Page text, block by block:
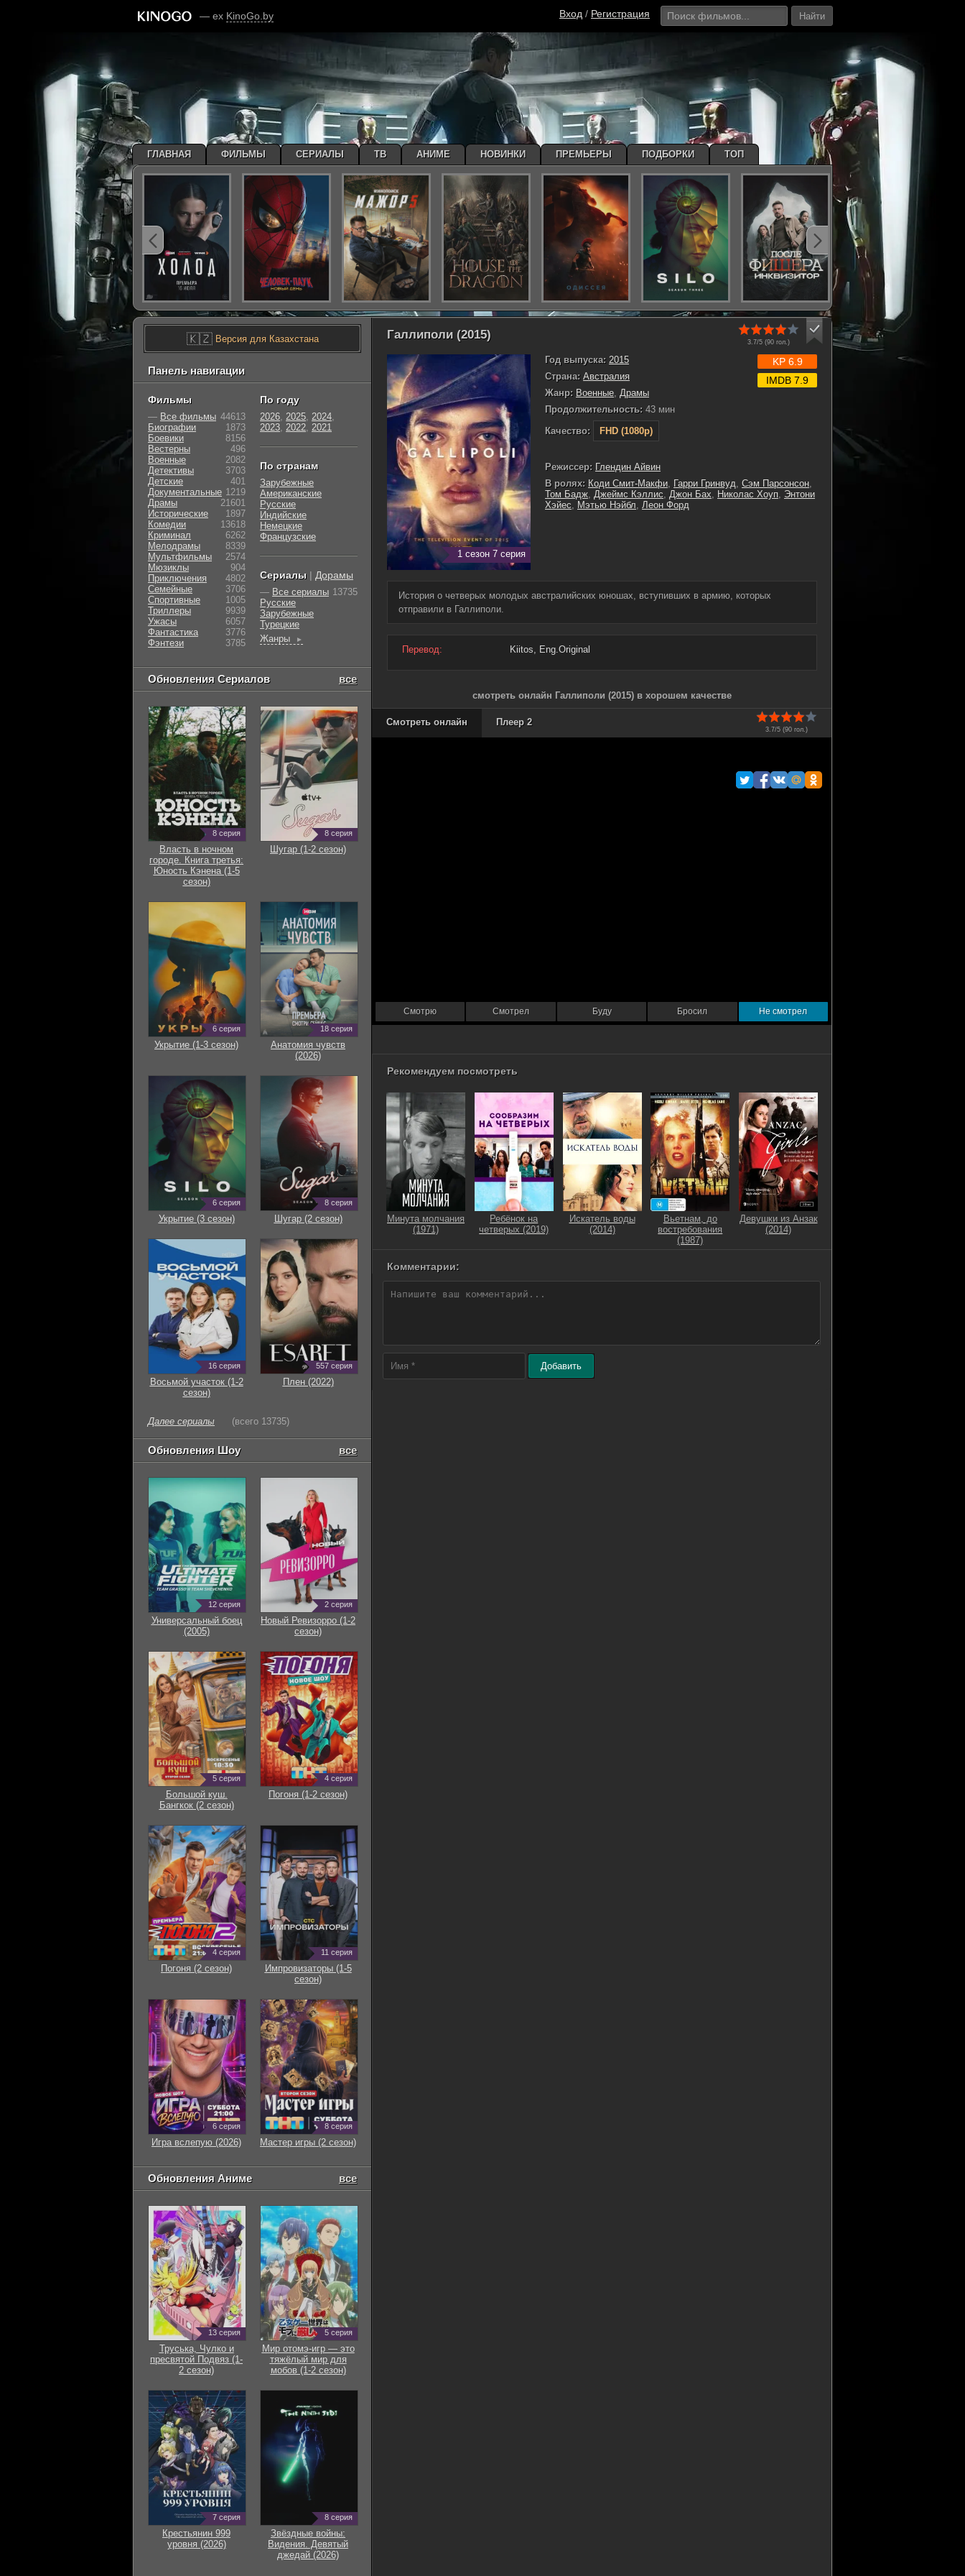
— ex KinoGo.by Вход / Регистрация Найти
Галлиполи (2015)
3.7/5 (90 гол.)
1 сезон 7 серия
Год выпуска: 2015
Страна: Австралия
Жанр: Военные, Драмы
Продолжительность: 43 мин
Качество:
FHD (1080p)
KP 6.9
IMDB 7.9
Режиссер: Глендин Айвин
В ролях: Коди Смит-Макфи, Гарри Гринвуд, Сэм Парсонсон,
Том Бадж, Джеймс Кэллис, Джон Бах, Николас Хоуп, Энтони
Хэйес, Мэтью Нэйбл, Леон Форд
История о четверых молодых австралийских юношах, вступивших в армию, которых
отправили в Галлиполи.
Перевод: Kiitos, Eng.Original
смотреть онлайн Галлиполи (2015) в хорошем качестве
3.7/5 (90 гол.)
Смотреть онлайн Плеер 2
Смотрю Смотрел Буду Бросил Не смотрел
Рекомендуем посмотреть
Минута молчания
(1971)
Ребёнок на
четверых (2019)
Искатель воды
(2014)
Вьетнам, до
востребования
(1987)
Девушки из Анзак
(2014)
Комментарии:
Добавить
🇰🇿Версия для Казахстана
Панель навигации
Фильмы
— Все фильмы 44613
Биографии
1873
Боевики
8156
Вестерны
496
Военные
2082
Детективы
3703
Детские
401
Документальные 1219
Драмы
21601
Исторические
1897
Комедии
13618
Криминал
6262
Мелодрамы
8339
Мультфильмы
2574
Мюзиклы
904
Приключения
4802
Семейные
3706
Cпортивные
1005
Триллеры
9939
Ужасы
6057
Фантастика
3776
Фэнтези
3785
По году
2026, 2025, 2024,
2023, 2022, 2021
По странам
Зарубежные
Американские
Русские
Индийские
Немецкие
Французские
Сериалы | Дорамы
— Все сериалы 13735
Русские
Зарубежные
Турецкие
Жанры
►
Обновления Сериалов все
8 серия
Власть в ночном
городе. Книга третья:
Юность Кэнена (1-5
сезон)
8 серия
Шугар (1-2 сезон)
6 серия
Укрытие (1-3 сезон)
18 серия
Анатомия чувств
(2026)
6 серия
Укрытие (3 сезон)
8 серия
Шугар (2 сезон)
16 серия
Восьмой участок (1-2
сезон)
557 серия
Плен (2022)
Далее сериалы (всего 13735)
Обновления Шоу все
12 серия
Универсальный боец
(2005)
2 серия
Новый Ревизорро (1-2
сезон)
5 серия
Большой куш.
Бангкок (2 сезон)
4 серия
Погоня (1-2 сезон)
4 серия
Погоня (2 сезон)
11 серия
Импровизаторы (1-5
сезон)
6 серия
Игра вслепую (2026)
8 серия
Мастер игры (2 сезон)
Обновления Аниме все
13 серия
Труська, Чулко и
пресвятой Подвяз (1-
2 сезон)
5 серия
Мир отомэ-игр — это
тяжёлый мир для
мобов (1-2 сезон)
7 серия
Крестьянин 999
уровня (2026)
8 серия
Звёздные войны:
Видения. Девятый
джедай (2026)
ГЛАВНАЯ ФИЛЬМЫ СЕРИАЛЫ ТВ АНИМЕ НОВИНКИ ПРЕМЬЕРЫ ПОДБОРКИ ТОП